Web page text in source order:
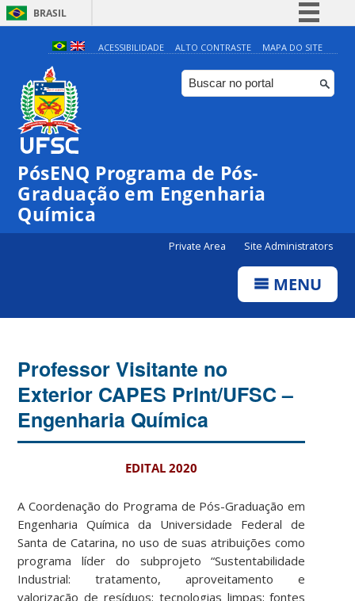
BRASIL
Simplifique!
Comunica BR
Participe
Canais
ACESSIBILIDADE ALTO CONTRASTE MAPA DO SITE
PósENQ Programa de Pós-
Graduação em Engenharia
Química
Private Area Site Administrators
MENU
Professor Visitante no
Exterior CAPES PrInt/UFSC –
Engenharia Química
EDITAL 2020
A Coordenação do Programa de Pós-Graduação em
Engenharia Química da Universidade Federal de
Santa de Catarina, no uso de suas atribuições como
programa líder do subprojeto “Sustentabilidade
Industrial: tratamento, aproveitamento e
valorização de resíduos; tecnologias limpas; fontes